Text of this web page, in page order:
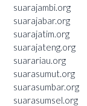
suarajambi.org
suarajabar.org
suarajatim.org
suarajateng.org
suarariau.org
suarasumut.org
suarasumbar.org
suarasumsel.org